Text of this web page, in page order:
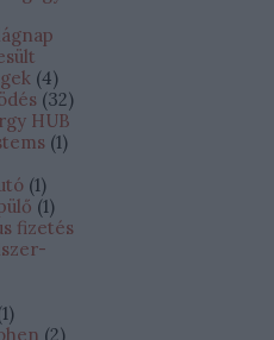
(4)
(32)
HUB
(1)
(1)
(1)
fizetés
1)
(2)